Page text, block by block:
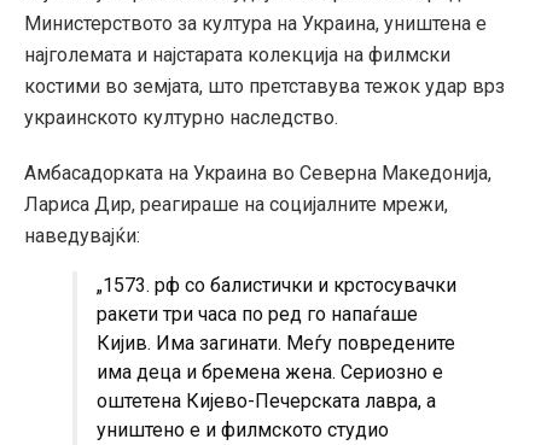
Министерството за култура на Украина, уништена е
најголемата и најстарата колекција на филмски
костими во земјата, што претставува тежок удар врз
украинското културно наследство.
Амбасадорката на Украина во Северна Македонија,
Лариса Дир, реагираше на социјалните мрежи,
наведувајќи:
„1573. рф со балистички и крстосувачки
ракети три часа по ред го напаѓаше
Кијив. Има загинати. Меѓу повредените
има деца и бремена жена. Сериозно е
оштетена Кијево-Печерската лавра, а
уништено е и филмското студио